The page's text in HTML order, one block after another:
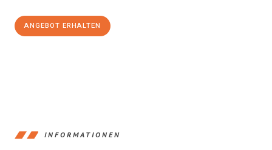
ANGEBOT ERHALTEN
INFORMATIONEN